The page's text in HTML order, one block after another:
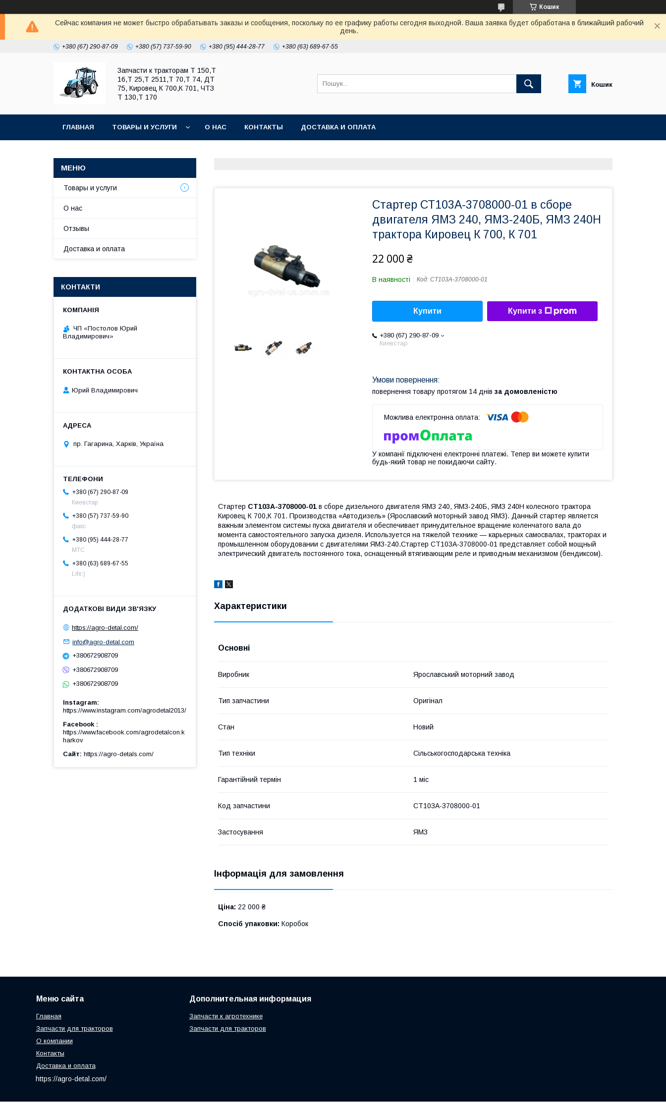
Кошик
Сейчас компания не может быстро обрабатывать заказы и сообщения, поскольку по ее графику работы сегодня выходной. Ваша заявка будет обработана в ближайший рабочий
день.
+380 (67) 290-87-09 +380 (57) 737-59-90 +380 (95) 444-28-77 +380 (63) 689-67-55
Запчасти к тракторам Т 150,Т
16,Т 25,Т 2511,Т 70,Т 74, ДТ
75, Кировец К 700,К 701, ЧТЗ
Т 130,Т 170
Кошик
ГЛАВНАЯ ТОВАРЫ И УСЛУГИ О НАС КОНТАКТЫ ДОСТАВКА И ОПЛАТА
Стартер СТ103А-3708000-01 в сборе
двигателя ЯМЗ 240, ЯМЗ-240Б, ЯМЗ 240Н
трактора Кировец К 700, К 701
22 000 ₴
В наявності Код: СТ103А-3708000-01
Купити Купити з
+380 (67) 290-87-09
Киевстар
повернення товару протягом 14 днів за домовленістю
У компанії підключені електронні платежі. Тепер ви можете купити
будь-який товар не покидаючи сайту.
Стартер СТ103А-3708000-01 в сборе дизельного двигателя ЯМЗ 240, ЯМЗ-240Б, ЯМЗ 240Н колесного трактора
Кировец К 700,К 701. Производства «Автодизель» (Ярославский моторный завод ЯМЗ). Данный стартер является
важным элементом системы пуска двигателя и обеспечивает принудительное вращение коленчатого вала до
момента самостоятельного запуска дизеля. Используется на тяжелой технике — карьерных самосвалах, тракторах и
промышленном оборудовании с двигателями ЯМЗ-240.Стартер СТ103А-3708000-01 представляет собой мощный
электрический двигатель постоянного тока, оснащенный втягивающим реле и приводным механизмом (бендиксом).
Характеристики
Основні
Виробник Ярославський моторний завод
Тип запчастини Оригінал
Стан Новий
Тип техніки Сільськогосподарська техніка
Гарантійний термін 1 міс
Код запчастини СТ103А-3708000-01
Застосування ЯМЗ
Інформація для замовлення
Ціна: 22 000 ₴
Спосіб упаковки: Коробок
Товары и услуги
О нас
Отзывы
Доставка и оплата
КОНТАКТИ
ЧП «Постолов Юрий
Владимирович»
Юрий Владимирович
пр. Гагарина, Харків, Україна
+380 (67) 290-87-09
Киевстар
+380 (57) 737-59-90
факс
+380 (95) 444-28-77
МТС
+380 (63) 689-67-55
Life:)
https://agro-detal.com/
info@agro-detal.com
+380672908709
+380672908709
+380672908709
Instagram
https://www.instagram.com/agrodetal2013/
Facebook
https://www.facebook.com/agrodetalcon.k
harkov
Сайт https://agro-detals.com/
Меню сайта
Главная
Запчасти для тракторов
О компании
Контакты
Доставка и оплата
Дополнительная информация
Запчасти к агротехнике
Запчасти для тракторов
https://agro-detal.com/